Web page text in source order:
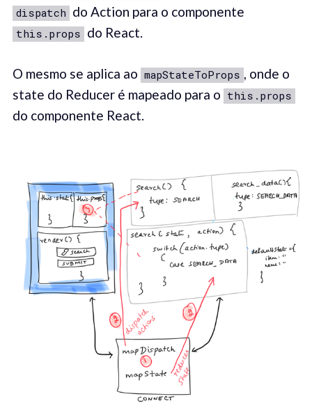
dispatch do Action para o componente
this.props do React.
O mesmo se aplica ao mapStateToProps , onde o
state do Reducer é mapeado para o this.props
do componente React.